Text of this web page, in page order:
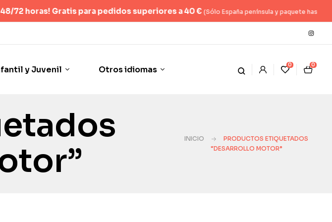
Gratis para pedidos superiores a 40 €(Sólo España península y paquete hasta 2kg)
y Juvenil Otros idiomas 0 0
INICIO
PRODUCTOS ETIQUETADOS
“DESARROLLO MOTOR”